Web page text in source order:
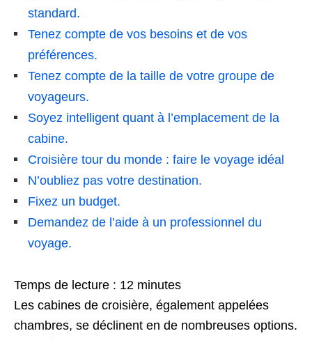
standard.
Tenez compte de vos besoins et de vos
préférences.
Tenez compte de la taille de votre groupe de
voyageurs.
Soyez intelligent quant à l’emplacement de la
cabine.
Croisière tour du monde : faire le voyage idéal
N’oubliez pas votre destination.
Fixez un budget.
Demandez de l’aide à un professionnel du
voyage.
Temps de lecture : 12 minutes
Les cabines de croisière, également appelées
chambres, se déclinent en de nombreuses options.